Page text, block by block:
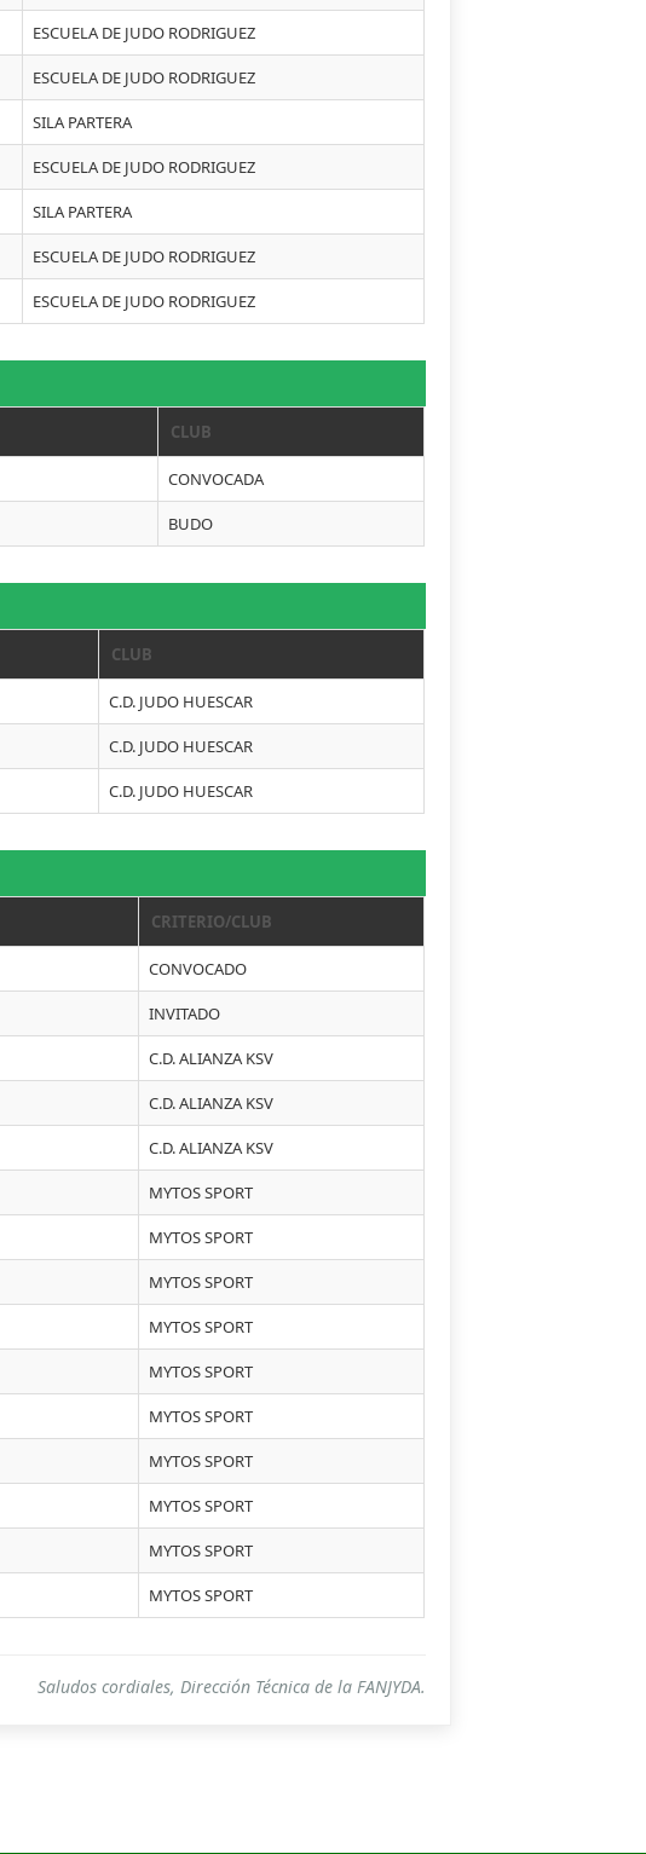
ESCUELA DE JUDO RODRIGUEZ
ESCUELA DE JUDO RODRIGUEZ
SILA PARTERA
ESCUELA DE JUDO RODRIGUEZ
SILA PARTERA
ESCUELA DE JUDO RODRIGUEZ
ESCUELA DE JUDO RODRIGUEZ
CLUB
CONVOCADA
BUDO
CLUB
C.D. JUDO HUESCAR
C.D. JUDO HUESCAR
C.D. JUDO HUESCAR
CRITERIO/CLUB
CONVOCADO
INVITADO
C.D. ALIANZA KSV
C.D. ALIANZA KSV
C.D. ALIANZA KSV
MYTOS SPORT
MYTOS SPORT
MYTOS SPORT
MYTOS SPORT
MYTOS SPORT
MYTOS SPORT
MYTOS SPORT
MYTOS SPORT
MYTOS SPORT
MYTOS SPORT
Saludos cordiales, Dirección Técnica de la FANJYDA.